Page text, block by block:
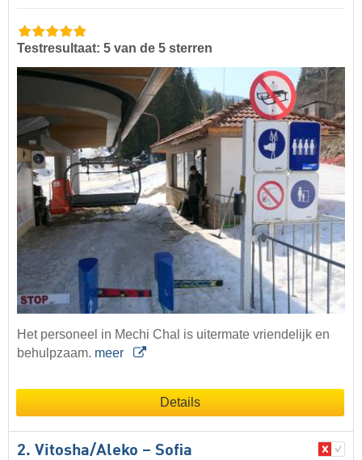
Testresultaat: 5 van de 5 sterren
Het personeel in Mechi Chal is uitermate vriendelijk en
behulpzaam. meer
Details
2. Vitosha/​Aleko – Sofia